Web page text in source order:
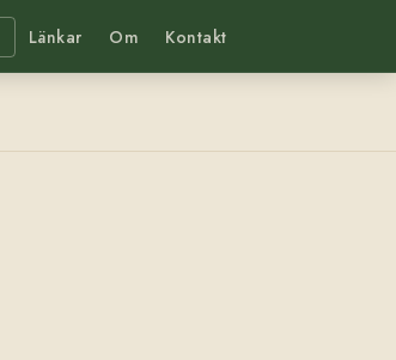
Länkar Om Kontakt